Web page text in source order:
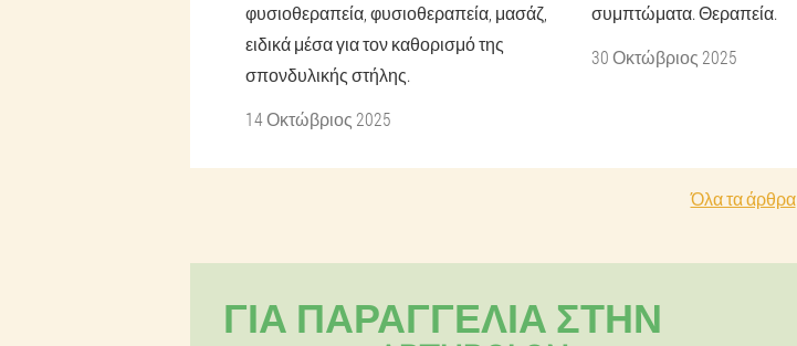
φυσιοθεραπεία, φυσιοθεραπεία, μασάζ,
ειδικά μέσα για τον καθορισμό της
σπονδυλικής στήλης.
14 Οκτώβριος 2025
συμπτώματα. Θεραπεία.
30 Οκτώβριος 2025
Όλα τα άρθρα
ΓΙΑ ΠΑΡΑΓΓΕΛΊΑ ΣΤΗΝ